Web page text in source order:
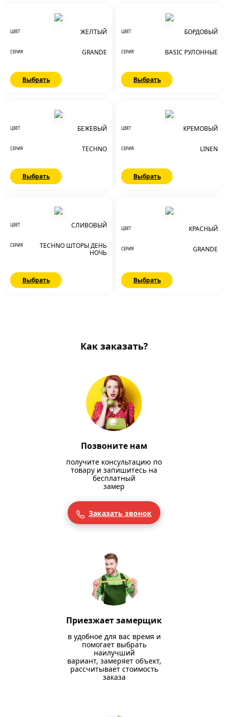
ЦВЕТ ЖЕЛТЫЙ
СЕРИЯ GRANDE
Выбрать
ЦВЕТ БОРДОВЫЙ
СЕРИЯ BASIC РУЛОННЫЕ
Выбрать
ЦВЕТ БЕЖЕВЫЙ
СЕРИЯ TECHNO
Выбрать
ЦВЕТ КРЕМОВЫЙ
СЕРИЯ LINEN
Выбрать
ЦВЕТ СЛИВОВЫЙ
СЕРИЯ
TECHNO ШТОРЫ ДЕНЬ
НОЧЬ
Выбрать
ЦВЕТ КРАСНЫЙ
СЕРИЯ GRANDE
Выбрать
Как заказать?
Позвоните нам
получите консультацию по
товару и запишитесь на
бесплатный
замер
Заказать звонок
Приезжает замерщик
в удобное для вас время и
помогает выбрать
наилучший
вариант, замеряет объект,
рассчитывает стоимость
заказа